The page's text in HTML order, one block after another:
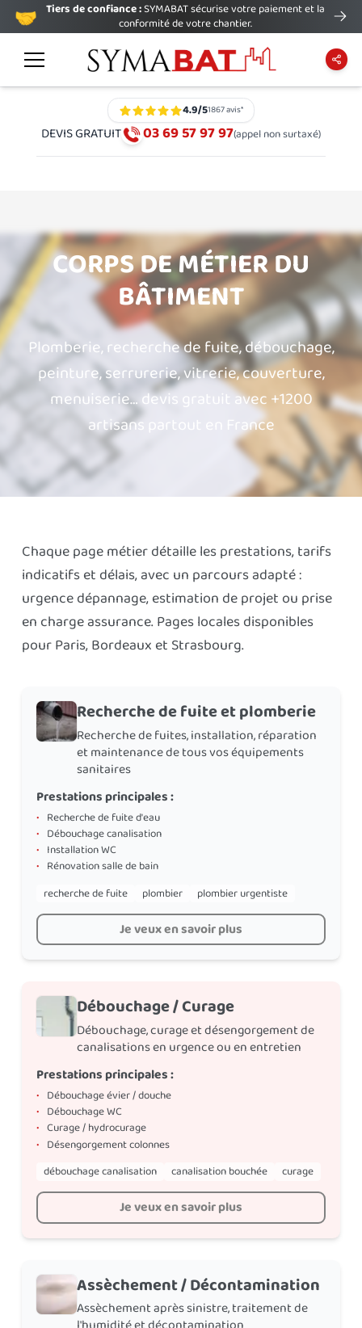
🤝 Tiers de confiance :SYMABAT sécurise votre paiement et la
conformité de votre chantier.
4.9/51867avis*
DEVIS GRATUIT 03 69 57 97 97(appel non surtaxé)
CORPS DE MÉTIER DU
BÂTIMENT
Plomberie, recherche de fuite, débouchage,
peinture, serrurerie, vitrerie, couverture,
menuiserie… devis gratuit avec +1200
artisans partout en France
Chaque page métier détaille les prestations, tarifs
indicatifs et délais, avec un parcours adapté :
urgence dépannage, estimation de projet ou prise
en charge assurance. Pages locales disponibles
pour Paris, Bordeaux et Strasbourg.
Recherche de fuite et plomberie
Recherche de fuites, installation, réparation
et maintenance de tous vos équipements
sanitaires
Prestations principales :
• Recherche de fuite d'eau
• Débouchage canalisation
• Installation WC
• Rénovation salle de bain
recherche de fuite
plombier plombier urgentiste
Je veux en savoir plus
Débouchage / Curage
Débouchage, curage et désengorgement de
canalisations en urgence ou en entretien
Prestations principales :
• Débouchage évier / douche
• Débouchage WC
• Curage / hydrocurage
• Désengorgement colonnes
débouchage canalisation
canalisation bouchée curage
Je veux en savoir plus
Assèchement / Décontamination
Assèchement après sinistre, traitement de